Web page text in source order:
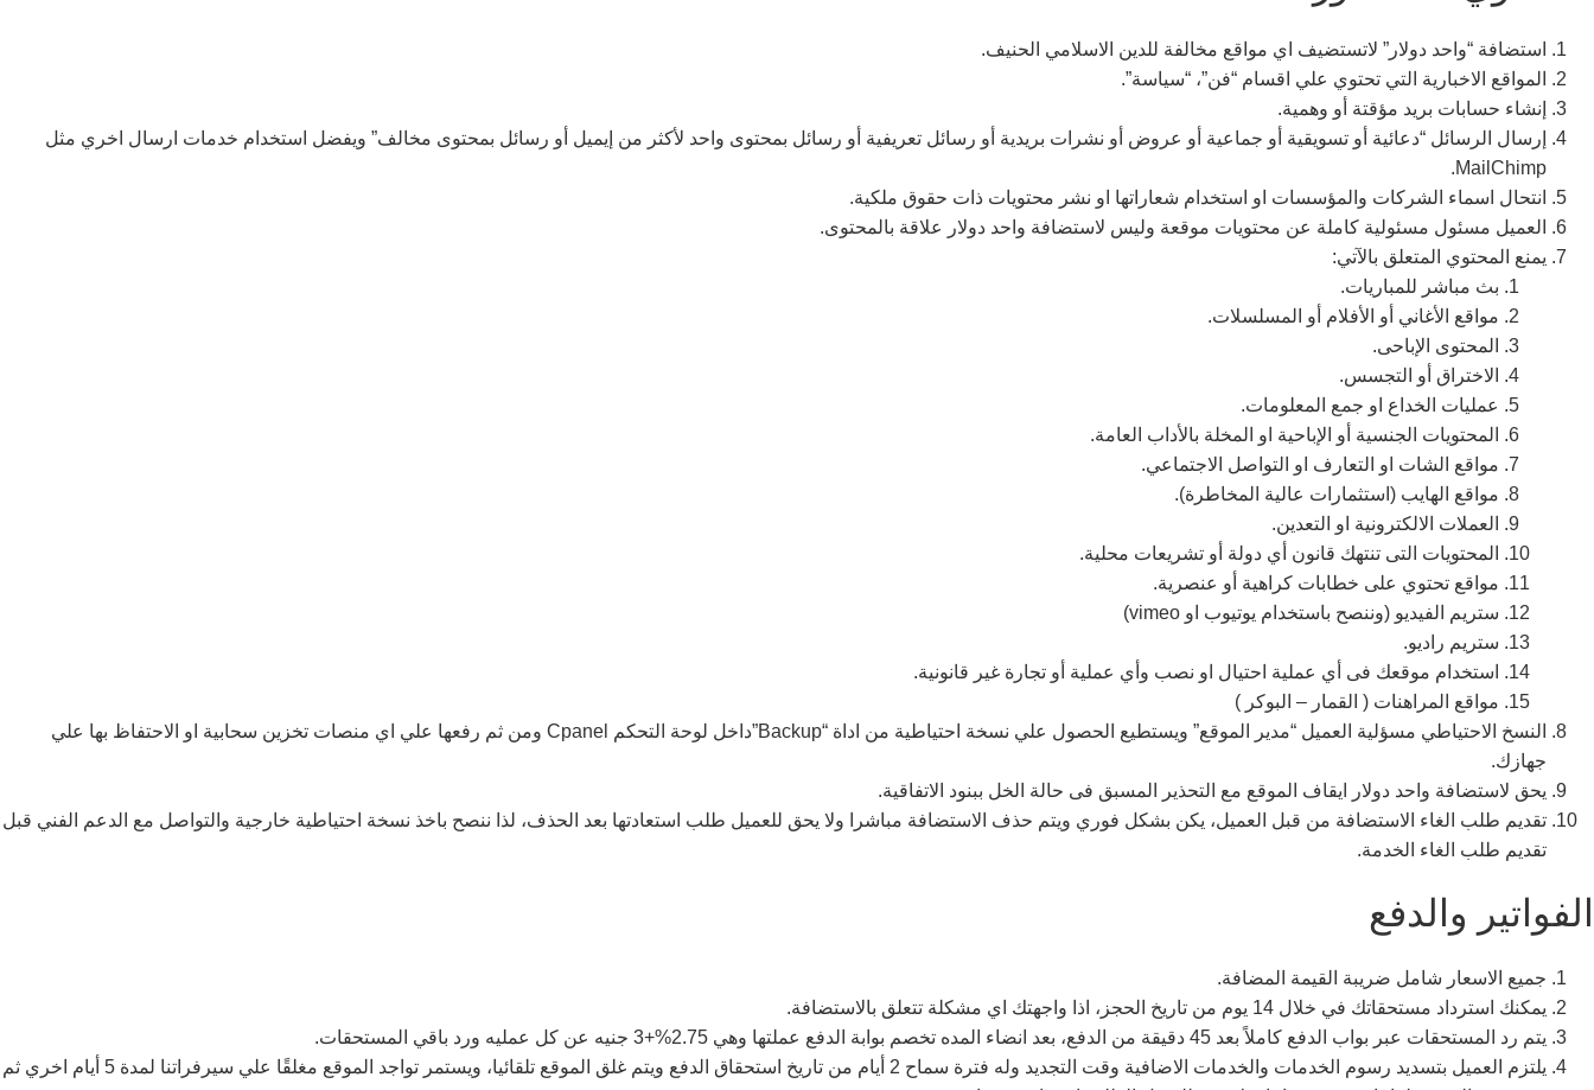
استضافة “واحد دولار” لاتستضيف اي مواقع مخالفة للدين الاسلامي الحنيف.
المواقع الاخبارية التي تحتوي علي اقسام “فن”، “سياسة”.
إنشاء حسابات بريد مؤقتة أو وهمية.
إرسال الرسائل “دعائية أو تسويقية أو جماعية أو عروض أو نشرات بريدية أو رسائل تعريفية أو رسائل بمحتوى واحد لأكثر من إيميل أو رسائل بمحتوى مخالف” ويفضل استخدام خدمات ارسال اخري مثل
MailChimp.
انتحال اسماء الشركات والمؤسسات او استخدام شعاراتها او نشر محتويات ذات حقوق ملكية.
العميل مسئول مسئولية كاملة عن محتويات موقعة وليس لاستضافة واحد دولار علاقة بالمحتوى.
يمنع المحتوي المتعلق بالآتي:
بث مباشر للمباريات.
مواقع الأغاني أو الأفلام أو المسلسلات.
المحتوى الإباحى.
الاختراق أو التجسس.
عمليات الخداع او جمع المعلومات.
المحتويات الجنسية أو الإباحية او المخلة بالأداب العامة.
مواقع الشات او التعارف او التواصل الاجتماعي.
مواقع الهايب (استثمارات عالية المخاطرة).
العملات الالكترونية او التعدين.
المحتويات التى تنتهك قانون أي دولة أو تشريعات محلية.
مواقع تحتوي على خطابات كراهية أو عنصرية.
ستريم الفيديو (وننصح باستخدام يوتيوب او vimeo)
ستريم راديو.
استخدام موقعك فى أي عملية احتيال او نصب وأي عملية أو تجارة غير قانونية.
مواقع المراهنات ( القمار – البوكر )
النسخ الاحتياطي مسؤلية العميل “مدير الموقع” ويستطيع الحصول علي نسخة احتياطية من اداة “Backup”داخل لوحة التحكم Cpanel ومن ثم رفعها علي اي منصات تخزين سحابية او الاحتفاظ بها علي
جهازك.
يحق لاستضافة واحد دولار ايقاف الموقع مع التحذير المسبق فى حالة الخل ببنود الاتفاقية.
تقديم طلب الغاء الاستضافة من قبل العميل، يكن بشكل فوري ويتم حذف الاستضافة مباشرا ولا يحق للعميل طلب استعادتها بعد الحذف، لذا ننصح باخذ نسخة احتياطية خارجية والتواصل مع الدعم الفني قبل
تقديم طلب الغاء الخدمة.
الفواتير والدفع
جميع الاسعار شامل ضريبة القيمة المضافة.
يمكنك استرداد مستحقاتك في خلال 14 يوم من تاريخ الحجز، اذا واجهتك اي مشكلة تتعلق بالاستضافة.
يتم رد المستحقات عبر بواب الدفع كاملاً بعد 45 دقيقة من الدفع، بعد انضاء المده تخصم بوابة الدفع عملتها وهي 2.75%+3 جنيه عن كل عمليه ورد باقي المستحقات.
يلتزم العميل بتسديد رسوم الخدمات والخدمات الاضافية وقت التجديد وله فترة سماح 2 أيام من تاريخ استحقاق الدفع ويتم غلق الموقع تلقائيا، ويستمر تواجد الموقع مغلقًا علي سيرفراتنا لمدة 5 أيام اخري ثم